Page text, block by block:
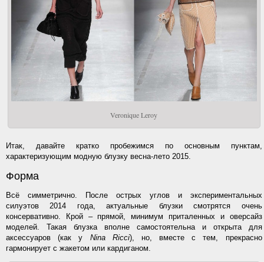
Veronique Leroy
Итак, давайте кратко пробежимся по основным пунктам,
характеризующим модную блузку весна-лето 2015.
Форма
Всё симметрично. После острых углов и экспериментальных
силуэтов 2014 года, актуальные блузки смотрятся очень
консервативно. Крой – прямой, минимум приталенных и оверсайз
моделей. Такая блузка вполне самостоятельна и открыта для
аксессуаров (как у Nina Ricci), но, вместе с тем, прекрасно
гармонирует с жакетом или кардиганом.